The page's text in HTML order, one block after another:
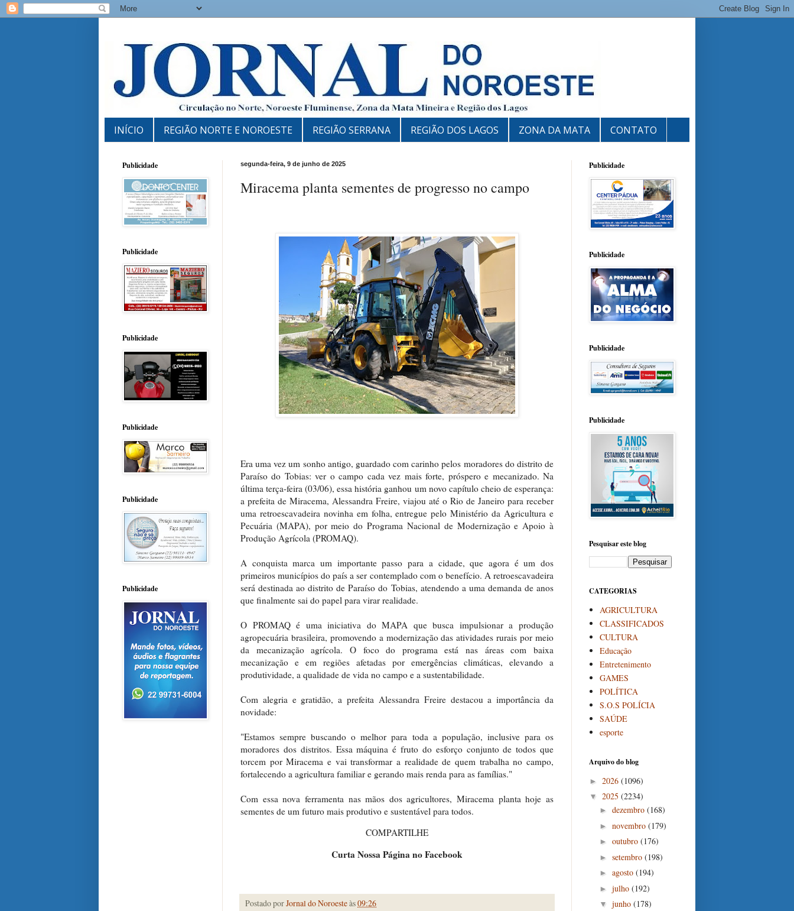
INÍCIO REGIÃO NORTE E NOROESTE REGIÃO SERRANA REGIÃO DOS LAGOS ZONA DA MATA CONTATO
segunda-feira, 9 de junho de 2025
Miracema planta sementes de progresso no campo
Era uma vez um sonho antigo, guardado com carinho pelos moradores do distrito de
Paraíso do Tobias: ver o campo cada vez mais forte, próspero e mecanizado. Na
última terça-feira (03/06), essa história ganhou um novo capítulo cheio de esperança:
a prefeita de Miracema, Alessandra Freire, viajou até o Rio de Janeiro para receber
uma retroescavadeira novinha em folha, entregue pelo Ministério da Agricultura e
Pecuária (MAPA), por meio do Programa Nacional de Modernização e Apoio à
Produção Agrícola (PROMAQ).
A conquista marca um importante passo para a cidade, que agora é um dos
primeiros municípios do país a ser contemplado com o benefício. A retroescavadeira
será destinada ao distrito de Paraíso do Tobias, atendendo a uma demanda de anos
que finalmente sai do papel para virar realidade.
O PROMAQ é uma iniciativa do MAPA que busca impulsionar a produção
agropecuária brasileira, promovendo a modernização das atividades rurais por meio
da mecanização agrícola. O foco do programa está nas áreas com baixa
mecanização e em regiões afetadas por emergências climáticas, elevando a
produtividade, a qualidade de vida no campo e a sustentabilidade.
Com alegria e gratidão, a prefeita Alessandra Freire destacou a importância da
novidade:
"Estamos sempre buscando o melhor para toda a população, inclusive para os
moradores dos distritos. Essa máquina é fruto do esforço conjunto de todos que
torcem por Miracema e vai transformar a realidade de quem trabalha no campo,
fortalecendo a agricultura familiar e gerando mais renda para as famílias."
Com essa nova ferramenta nas mãos dos agricultores, Miracema planta hoje as
sementes de um futuro mais produtivo e sustentável para todos.
COMPARTILHE
Curta Nossa Página no Facebook
Postado porJornal do Noroesteàs09:26
Publicidade
Publicidade
Publicidade
Publicidade
Publicidade
Publicidade
Publicidade
Publicidade
Publicidade
Publicidade
Pesquisar este blog
CATEGORIAS
AGRICULTURA
CLASSIFICADOS
CULTURA
Educação
Entretenimento
GAMES
POLÍTICA
S.O.S POLÍCIA
SAÚDE
esporte
Arquivo do blog
► 2026 (1096)
▼ 2025 (2234)
► dezembro (168)
► novembro (179)
► outubro (176)
► setembro (198)
► agosto (194)
► julho (192)
▼ junho (178)